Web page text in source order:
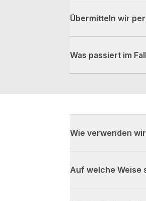
Übermitteln wir
Was passiert im
Wie verwenden
Auf welche Weise